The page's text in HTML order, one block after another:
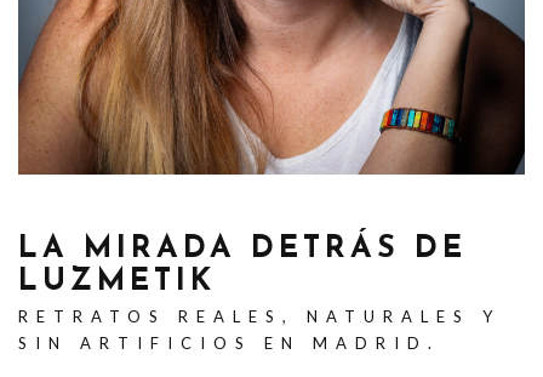
LA MIRADA DETRÁS DE
LUZMETIK
RETRATOS REALES, NATURALES Y
SIN ARTIFICIOS EN MADRID.